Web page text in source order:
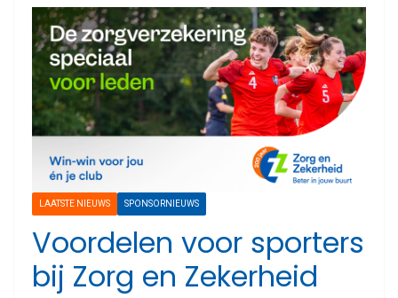
LAATSTE NIEUWS SPONSORNIEUWS
Voordelen voor sporters
bij Zorg en Zekerheid